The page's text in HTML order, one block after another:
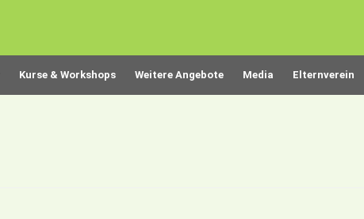
Kurse & Workshops Weitere Angebote Media Elternverein